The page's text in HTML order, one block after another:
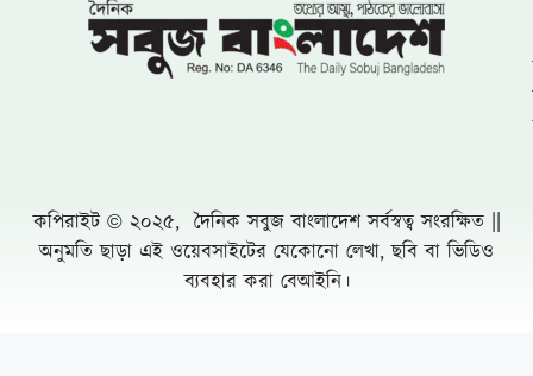
কপিরাইট © ২০২৫, দৈনিক সবুজ বাংলাদেশ সর্বস্বত্ব সংরক্ষিত ||
অনুমতি ছাড়া এই ওয়েবসাইটের যেকোনো লেখা, ছবি বা ভিডিও
ব্যবহার করা বেআইনি।